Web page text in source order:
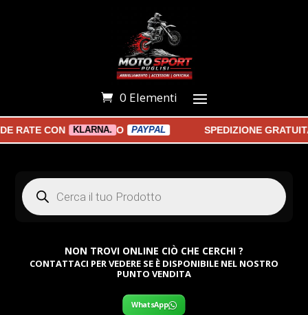
0 Elementi
CON KLARNA. O PAYPAL SPEDIZIONE
Products
search
NON TROVI ONLINE CIÒ CHE CERCHI ?
CONTATTACI PER VEDERE SE È DISPONIBILE NEL NOSTRO
PUNTO VENDITA
WhatsApp